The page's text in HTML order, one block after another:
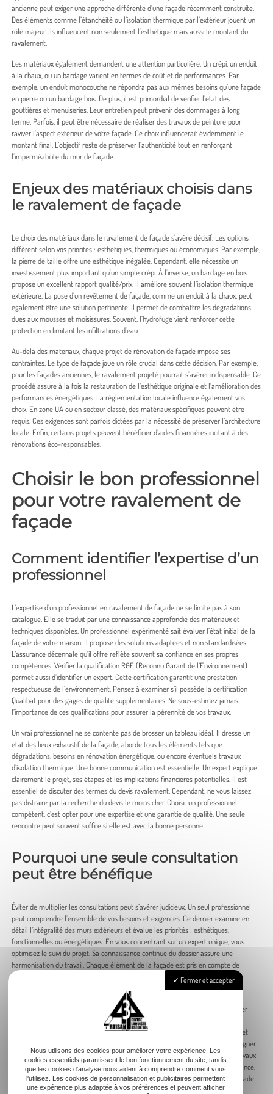
ancienne peut exiger une approche différente d’une façade récemment construite.
Des éléments comme l’étanchéité ou l’isolation thermique par l’extérieur jouent un
rôle majeur. Ils influencent non seulement l’esthétique mais aussi le montant du
ravalement.
Les matériaux également demandent une attention particulière. Un crépi, un enduit
à la chaux, ou un bardage varient en termes de coût et de performances. Par
exemple, un enduit monocouche ne répondra pas aux mêmes besoins qu’une façade
en pierre ou un bardage bois. De plus, il est primordial de vérifier l’état des
gouttières et menuiseries. Leur entretien peut prévenir des dommages à long
terme. Parfois, il peut être nécessaire de réaliser des travaux de peinture pour
raviver l’aspect extérieur de votre façade. Ce choix influencerait évidemment le
montant final. L’objectif reste de préserver l’authenticité tout en renforçant
l’imperméabilité du mur de façade.
Enjeux des matériaux choisis dans
le ravalement de façade
Le choix des matériaux dans le ravalement de façade s’avère décisif. Les options
diffèrent selon vos priorités : esthétiques, thermiques ou économiques. Par exemple,
la pierre de taille offre une esthétique inégalée. Cependant, elle nécessite un
investissement plus important qu’un simple crépi. À l’inverse, un bardage en bois
propose un excellent rapport qualité/prix. Il améliore souvent l’isolation thermique
extérieure. La pose d’un revêtement de façade, comme un enduit à la chaux, peut
également être une solution pertinente. Il permet de combattre les dégradations
dues aux mousses et moisissures. Souvent, l’hydrofuge vient renforcer cette
protection en limitant les infiltrations d’eau.
Au-delà des matériaux, chaque projet de rénovation de façade impose ses
contraintes. Le type de façade joue un rôle crucial dans cette décision. Par exemple,
pour les façades anciennes, le ravalement projeté pourrait s’avérer indispensable. Ce
procédé assure à la fois la restauration de l’esthétique originale et l’amélioration des
performances énergétiques. La réglementation locale influence également vos
choix. En zone UA ou en secteur classé, des matériaux spécifiques peuvent être
requis. Ces exigences sont parfois dictées par la nécessité de préserver l’architecture
locale. Enfin, certains projets peuvent bénéficier d’aides financières incitant à des
rénovations éco-responsables.
Choisir le bon professionnel
pour votre ravalement de
façade
Comment identifier l’expertise d’un
professionnel
L’expertise d’un professionnel en ravalement de façade ne se limite pas à son
catalogue. Elle se traduit par une connaissance approfondie des matériaux et
techniques disponibles. Un professionnel expérimenté sait évaluer l’état initial de la
façade de votre maison. Il propose des solutions adaptées et non standardisées.
L’assurance décennale qu’il offre reflète souvent sa confiance en ses propres
compétences. Vérifier la qualification RGE (Reconnu Garant de l’Environnement)
permet aussi d’identifier un expert. Cette certification garantit une prestation
respectueuse de l’environnement. Pensez à examiner s’il possède la certification
Qualibat pour des gages de qualité supplémentaires. Ne sous-estimez jamais
l’importance de ces qualifications pour assurer la pérennité de vos travaux.
Un vrai professionnel ne se contente pas de brosser un tableau idéal. Il dresse un
état des lieux exhaustif de la façade, aborde tous les éléments tels que
dégradations, besoins en rénovation énergétique, ou encore éventuels travaux
d’isolation thermique. Une bonne communication est essentielle. Un expert explique
clairement le projet, ses étapes et les implications financières potentielles. Il est
essentiel de discuter des termes du devis ravalement. Cependant, ne vous laissez
pas distraire par la recherche du devis le moins cher. Choisir un professionnel
compétent, c’est opter pour une expertise et une garantie de qualité. Une seule
rencontre peut souvent suffire si elle est avec la bonne personne.
Pourquoi une seule consultation
peut être bénéfique
Éviter de multiplier les consultations peut s’avérer judicieux. Un seul professionnel
peut comprendre l’ensemble de vos besoins et exigences. Ce dernier examine en
détail l’intégralité des murs extérieurs et évalue les priorités : esthétiques,
fonctionnelles ou énergétiques. En vous concentrant sur un expert unique, vous
optimisez le suivi du projet. Sa connaissance continue du dossier assure une
harmonisation du travail. Chaque élément de la façade est pris en compte de
manière cohérente. Cela limite les risques de malentendus ou erreurs.
Solliciter plusieurs professionnels pourrait générer de la confusion. Des avis
divergents sur l’état de l’esthétique de la façade ou sur les solutions à envisager
peuvent compliquer votre prise de décision. L’engagement avec un seul expert
facilite la mise en œuvre des travaux et le respect des délais. Une vision claire et
unifiée émerge. Par ailleurs, le professionnel retenu peut mieux vous accompagner
dans les démarches administratives. Cela inclut la déclaration préalable de travaux
ou toute demande de subvention. Cette unicité de démarche renforce la confiance.
Vous mettez toutes les chances de votre côté pour réussir la rénovation de façade.
Fermer et accepter
Nous utilisons des cookies pour améliorer votre expérience. Les
cookies essentiels garantissent le bon fonctionnement du site, tandis
que les cookies d'analyse nous aident à comprendre comment vous
l'utilisez. Les cookies de personnalisation et publicitaires permettent
une expérience plus adaptée à vos préférences et peuvent afficher